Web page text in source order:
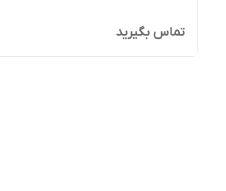
تماس بگیرید